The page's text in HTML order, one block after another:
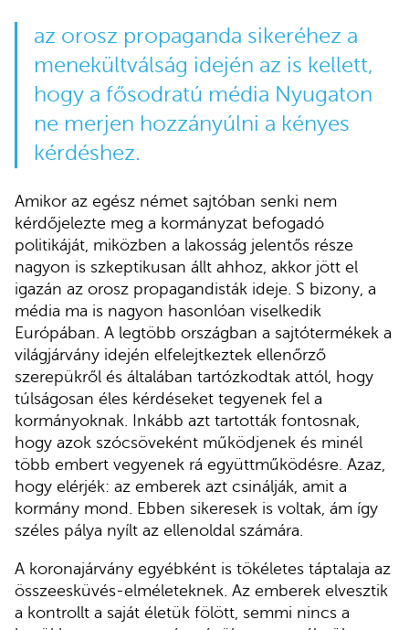
az orosz propaganda sikeréhez a
menekültválság idején az is kellett,
hogy a fősodratú média Nyugaton
ne merjen hozzányúlni a kényes
kérdéshez.
Amikor az egész német sajtóban senki nem
kérdőjelezte meg a kormányzat befogadó
politikáját, miközben a lakosság jelentős része
nagyon is szkeptikusan állt ahhoz, akkor jött el
igazán az orosz propagandisták ideje. S bizony, a
média ma is nagyon hasonlóan viselkedik
Európában. A legtöbb országban a sajtótermékek a
világjárvány idején elfelejtkeztek ellenőrző
szerepükről és általában tartózkodtak attól, hogy
túlságosan éles kérdéseket tegyenek fel a
kormányoknak. Inkább azt tartották fontosnak,
hogy azok szócsöveként működjenek és minél
több embert vegyenek rá együttműködésre. Azaz,
hogy elérjék: az emberek azt csinálják, amit a
kormány mond. Ebben sikeresek is voltak, ám így
széles pálya nyílt az ellenoldal számára.
A koronajárvány egyébként is tökéletes táptalaja az
összeesküvés-elméleteknek. Az emberek elvesztik
a kontrollt a saját életük fölött, semmi nincs a